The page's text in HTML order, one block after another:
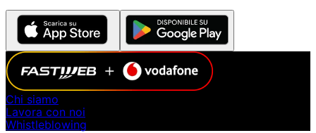
Chi siamo
Lavora con noi
Whistleblowing